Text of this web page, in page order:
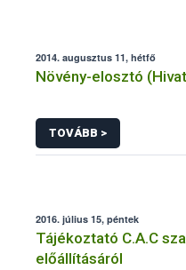
2014. augusztus 11, hétfő
Növény-elosztó
TOVÁBB >
2016. július 15, péntek
Tájékoztató C.A.C
előállításáról